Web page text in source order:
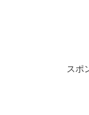
スポ